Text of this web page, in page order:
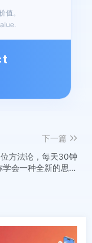
值。
下一篇
方法论，每天30钟
学会一种全新的思维